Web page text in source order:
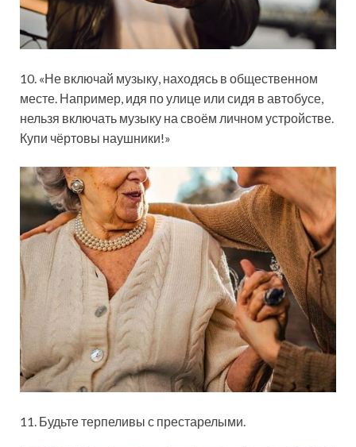
10. «Не включай музыку, находясь в общественном
месте. Например, идя по улице или сидя в автобусе,
нельзя включать музыку на своём личном устройстве.
Купи чёртовы наушники!»
11. Будьте терпеливы с престарелыми.